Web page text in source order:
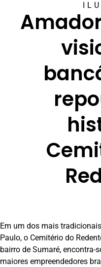
Em um dos mais
Paulo, o Cemitério do
bairro de Sumaré, encontra-
maiores empreendedores